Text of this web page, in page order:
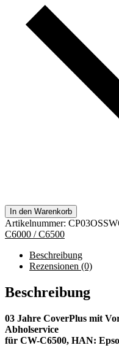
In den Warenkorb
Artikelnummer:
C6000 / C6500
Beschreibung
Rezensionen (0)
Beschreibung
03 Jahre CoverPlus mit
Abholservice
für CW-C6500, HAN: